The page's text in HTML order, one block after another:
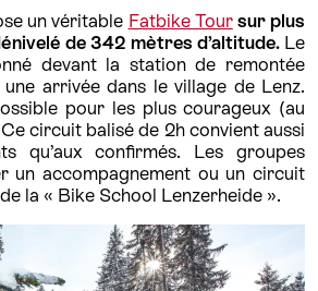
un véritable Fatbike Toursur plus
de 342 mètres d’altitude. Le
devant la station de remontée
arrivée dans le village de Lenz.
pour les plus courageux (au
circuit balisé de 2h convient aussi
qu’aux confirmés. Les groupes
un accompagnement ou un circuit
la « Bike School Lenzerheide ».